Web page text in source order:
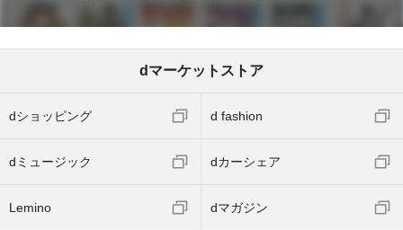
dマーケットストア
dショッピング d fashion
dミュージック dカーシェア
Lemino dマガジン